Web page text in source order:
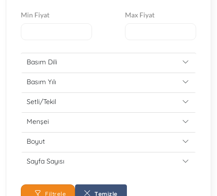
Min Fiyat Max Fiyat
Basım Dili
Basım Yılı
Setli/Tekil
Menşei
Boyut
Sayfa Sayısı
Filtrele Temizle